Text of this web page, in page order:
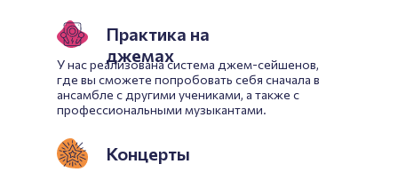
Практика на
джемах
У нас реализована система джем-сейшенов,
где вы сможете попробовать себя сначала в
ансамбле с другими учениками, а также с
профессиональными музыкантами.
Концерты